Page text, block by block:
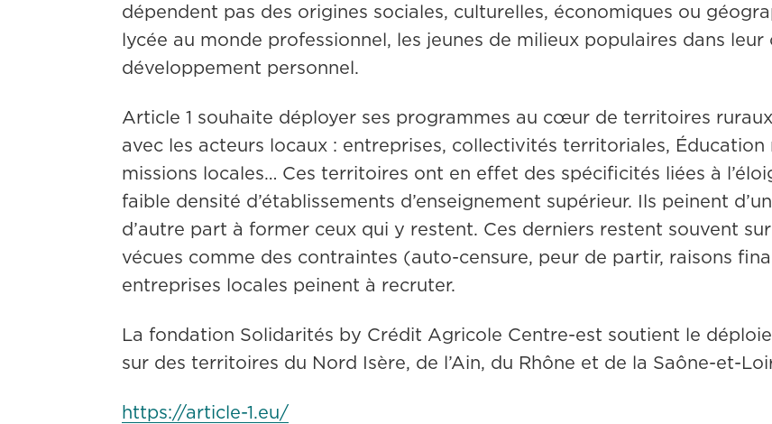
dépendent pas des origines sociales, culturelles, économiques ou
lycée au monde professionnel, les jeunes de milieux populaires dans
développement personnel.
Article 1 souhaite déployer ses programmes au cœur de territoires
avec les acteurs locaux : entreprises, collectivités territoriales, Éducation
missions locales… Ces territoires ont en effet des spécificités liées à
faible densité d’établissements d’enseignement supérieur. Ils peinent
d’autre part à former ceux qui y restent. Ces derniers restent souvent
vécues comme des contraintes (auto-censure, peur de partir, raisons
entreprises locales peinent à recruter.
La fondation Solidarités by Crédit Agricole Centre-est soutient le
sur des territoires du Nord Isère, de l’Ain, du Rhône et de la Saône-et-
https://article-1.eu/